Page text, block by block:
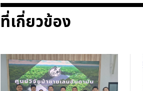
ที่เกี่ยวข้อง